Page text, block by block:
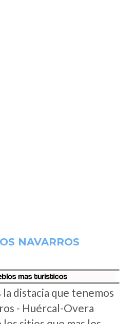
NAVARROS
la distacia que tenemos
- Huércal-Overa